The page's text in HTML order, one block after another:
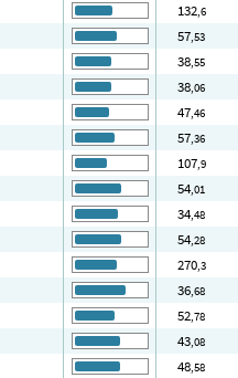
132,6
57,53
38,55
38,06
47,46
57,36
107,9
54,01
34,48
54,28
270,3
36,68
52,78
43,08
48,58